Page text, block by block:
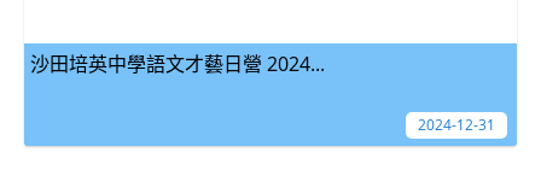
沙田培英中學語文才藝日營 2024...
2024-12-31